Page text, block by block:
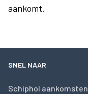
aankomt.
SNEL NAAR
Schiphol aankomsten